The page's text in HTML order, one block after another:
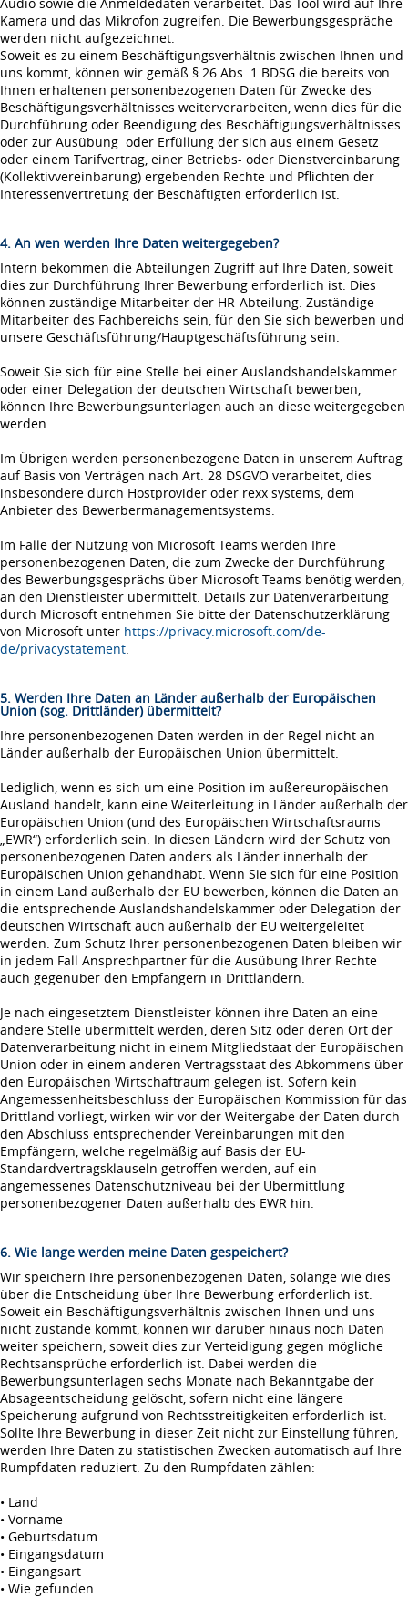
Kamera und das Mikrofon zugreifen. Die Bewerbungsgespräche
werden nicht aufgezeichnet.
Soweit es zu einem Beschäftigungsverhältnis zwischen Ihnen und
uns kommt, können wir gemäß § 26 Abs. 1 BDSG die bereits von
Ihnen erhaltenen personenbezogenen Daten für Zwecke des
Beschäftigungsverhältnisses weiterverarbeiten, wenn dies für die
Durchführung oder Beendigung des Beschäftigungsverhältnisses
oder zur Ausübung oder Erfüllung der sich aus einem Gesetz
oder einem Tarifvertrag, einer Betriebs- oder Dienstvereinbarung
(Kollektivvereinbarung) ergebenden Rechte und Pflichten der
Interessenvertretung der Beschäftigten erforderlich ist.
4. An wen werden Ihre Daten weitergegeben?
Intern bekommen die Abteilungen Zugriff auf Ihre Daten, soweit
dies zur Durchführung Ihrer Bewerbung erforderlich ist. Dies
können zuständige Mitarbeiter der HR-Abteilung. Zuständige
Mitarbeiter des Fachbereichs sein, für den Sie sich bewerben und
unsere Geschäftsführung/Hauptgeschäftsführung sein.
Soweit Sie sich für eine Stelle bei einer Auslandshandelskammer
oder einer Delegation der deutschen Wirtschaft bewerben,
können Ihre Bewerbungsunterlagen auch an diese weitergegeben
werden.
Im Übrigen werden personenbezogene Daten in unserem Auftrag
auf Basis von Verträgen nach Art. 28 DSGVO verarbeitet, dies
insbesondere durch Hostprovider oder rexx systems, dem
Anbieter des Bewerbermanagementsystems.
Im Falle der Nutzung von Microsoft Teams werden Ihre
personenbezogenen Daten, die zum Zwecke der Durchführung
des Bewerbungsgesprächs über Microsoft Teams benötig werden,
an den Dienstleister übermittelt. Details zur Datenverarbeitung
durch Microsoft entnehmen Sie bitte der Datenschutzerklärung
von Microsoft unter https://privacy.microsoft.com/de-
de/privacystatement.
5. Werden Ihre Daten an Länder außerhalb der Europäischen
Union (sog. Drittländer) übermittelt?
Ihre personenbezogenen Daten werden in der Regel nicht an
Länder außerhalb der Europäischen Union übermittelt.
Lediglich, wenn es sich um eine Position im außereuropäischen
Ausland handelt, kann eine Weiterleitung in Länder außerhalb der
Europäischen Union (und des Europäischen Wirtschaftsraums
„EWR“) erforderlich sein. In diesen Ländern wird der Schutz von
personenbezogenen Daten anders als Länder innerhalb der
Europäischen Union gehandhabt. Wenn Sie sich für eine Position
in einem Land außerhalb der EU bewerben, können die Daten an
die entsprechende Auslandshandelskammer oder Delegation der
deutschen Wirtschaft auch außerhalb der EU weitergeleitet
werden. Zum Schutz Ihrer personenbezogenen Daten bleiben wir
in jedem Fall Ansprechpartner für die Ausübung Ihrer Rechte
auch gegenüber den Empfängern in Drittländern.
Je nach eingesetztem Dienstleister können ihre Daten an eine
andere Stelle übermittelt werden, deren Sitz oder deren Ort der
Datenverarbeitung nicht in einem Mitgliedstaat der Europäischen
Union oder in einem anderen Vertragsstaat des Abkommens über
den Europäischen Wirtschaftraum gelegen ist. Sofern kein
Angemessenheitsbeschluss der Europäischen Kommission für das
Drittland vorliegt, wirken wir vor der Weitergabe der Daten durch
den Abschluss entsprechender Vereinbarungen mit den
Empfängern, welche regelmäßig auf Basis der EU-
Standardvertragsklauseln getroffen werden, auf ein
angemessenes Datenschutzniveau bei der Übermittlung
personenbezogener Daten außerhalb des EWR hin.
6. Wie lange werden meine Daten gespeichert?
Wir speichern Ihre personenbezogenen Daten, solange wie dies
über die Entscheidung über Ihre Bewerbung erforderlich ist.
Soweit ein Beschäftigungsverhältnis zwischen Ihnen und uns
nicht zustande kommt, können wir darüber hinaus noch Daten
weiter speichern, soweit dies zur Verteidigung gegen mögliche
Rechtsansprüche erforderlich ist. Dabei werden die
Bewerbungsunterlagen sechs Monate nach Bekanntgabe der
Absageentscheidung gelöscht, sofern nicht eine längere
Speicherung aufgrund von Rechtsstreitigkeiten erforderlich ist.
Sollte Ihre Bewerbung in dieser Zeit nicht zur Einstellung führen,
werden Ihre Daten zu statistischen Zwecken automatisch auf Ihre
Rumpfdaten reduziert. Zu den Rumpfdaten zählen:
• Land
• Vorname
• Geburtsdatum
• Eingangsdatum
• Eingangsart
• Wie gefunden